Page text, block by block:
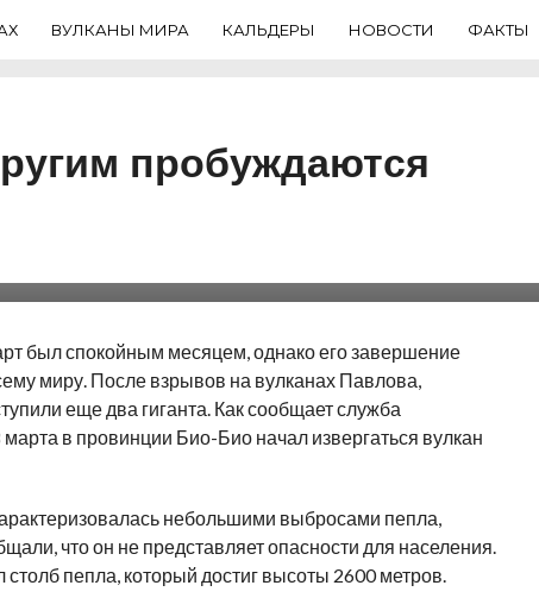
ВУЛКАНЫ МИРА КАЛЬДЕРЫ НОВОСТИ ФАКТЫ
пробуждаются
дни на Павлова,
еще два
был спокойным месяцем, однако его завершение
миру.После взрывов на вулканах Павлова,
еще два гиганта. Как сообщает служба
в провинции Био-Био начал извергаться вулкан
небольшими выбросами пепла,
что он не представляет опасности для населения.
пепла, который достиг высоты 2600 метров.